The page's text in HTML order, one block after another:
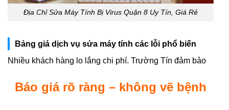
Địa Chỉ Sửa Máy Tính Bị Virus Quận 8 Uy Tín, Giá Rẻ
Bảng giá dịch vụ sửa máy tính các lỗi phổ biến
Nhiều khách hàng lo lắng chi phí. Trường Tín đảm bảo
Báo giá rõ ràng – không vẽ bệnh